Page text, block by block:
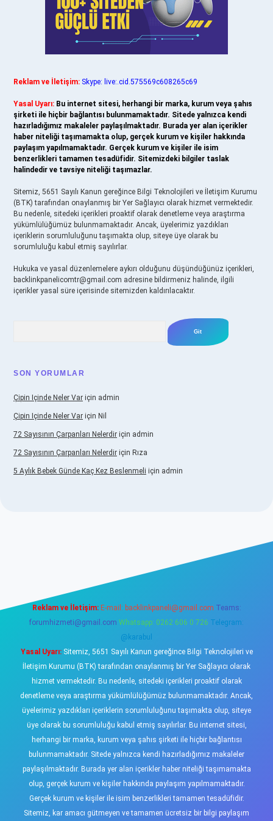
Reklam ve İletişim: Skype: live:.cid.575569c608265c69
Yasal Uyarı: Bu internet sitesi, herhangi bir marka, kurum veya şahıs
şirketi ile hiçbir bağlantısı bulunmamaktadır. Sitede yalnızca kendi
hazırladığımız makaleler paylaşılmaktadır. Burada yer alan içerikler
haber niteliği taşımamakta olup, gerçek kurum ve kişiler hakkında
paylaşım yapılmamaktadır. Gerçek kurum ve kişiler ile isim
benzerlikleri tamamen tesadüfidir. Sitemizdeki bilgiler taslak
halindedir ve tavsiye niteliği taşımazlar.
Sitemiz, 5651 Sayılı Kanun gereğince Bilgi Teknolojileri ve İletişim Kurumu
(BTK) tarafından onaylanmış bir Yer Sağlayıcı olarak hizmet vermektedir.
Bu nedenle, sitedeki içerikleri proaktif olarak denetleme veya araştırma
yükümlülüğümüz bulunmamaktadır. Ancak, üyelerimiz yazdıkları
içeriklerin sorumluluğunu taşımakta olup, siteye üye olarak bu
sorumluluğu kabul etmiş sayılırlar.
Hukuka ve yasal düzenlemelere aykırı olduğunu düşündüğünüz içerikleri,
backlinkpanelicomtr@gmail.com adresine bildirmeniz halinde, ilgili
içerikler yasal süre içerisinde sitemizden kaldırılacaktır.
SON YORUMLAR
Çipin Içinde Neler Var için admin
Çipin Içinde Neler Var için Nil
72 Sayısının Çarpanları Nelerdir için admin
72 Sayısının Çarpanları Nelerdir için Rıza
5 Aylık Bebek Günde Kaç Kez Beslenmeli için admin
Reklam ve İletişim: E-mail: backlinkpaneli@gmail.com Teams:
forumhizmeti@gmail.com Whatsapp: 0262 606 0 726 Telegram:
@karabul
Yasal Uyarı:Sitemiz, 5651 Sayılı Kanun gereğince Bilgi Teknolojileri ve
İletişim Kurumu (BTK) tarafından onaylanmış bir Yer Sağlayıcı olarak
hizmet vermektedir. Bu nedenle, sitedeki içerikleri proaktif olarak
denetleme veya araştırma yükümlülüğümüz bulunmamaktadır. Ancak,
üyelerimiz yazdıkları içeriklerin sorumluluğunu taşımakta olup, siteye
üye olarak bu sorumluluğu kabul etmiş sayılırlar. Bu internet sitesi,
herhangi bir marka, kurum veya şahıs şirketi ile hiçbir bağlantısı
bulunmamaktadır. Sitede yalnızca kendi hazırladığımız makaleler
paylaşılmaktadır. Burada yer alan içerikler haber niteliği taşımamakta
olup, gerçek kurum ve kişiler hakkında paylaşım yapılmamaktadır.
Gerçek kurum ve kişiler ile isim benzerlikleri tamamen tesadüfidir.
Sitemiz, kar amacı gütmeyen ve tamamen ücretsiz bir bilgi paylaşım